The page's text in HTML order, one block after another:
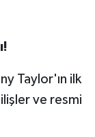
Taylor'ın ilk
ve resmi